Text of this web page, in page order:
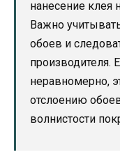
нанесение клея
Важно
обоев и
производителя.
неравномерно,
отслоению
волнистости